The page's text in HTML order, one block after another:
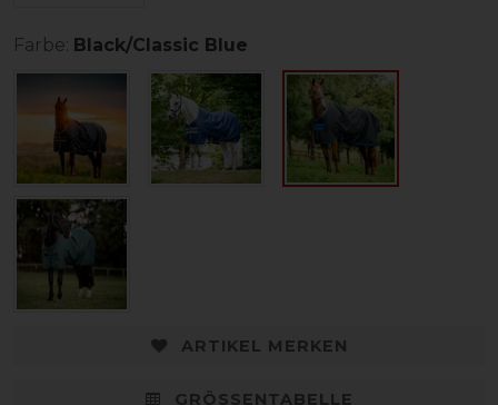
Farbe: Black/Classic Blue
ARTIKEL MERKEN
GRÖSSENTABELLE